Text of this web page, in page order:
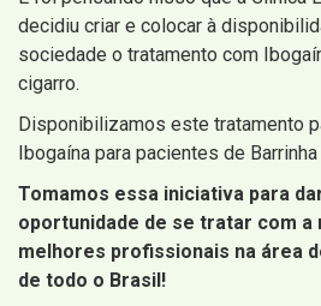
decidiu criar e colocar à
sociedade o tratamento com
cigarro.
Disponibilizamos este tratamento
Ibogaína para pacientes de
Tomamos essa iniciativa para
oportunidade de se tratar com a
melhores profissionais na área
de todo o Brasil!